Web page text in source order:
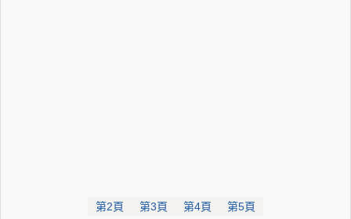
第2頁 第3頁 第4頁 第5頁